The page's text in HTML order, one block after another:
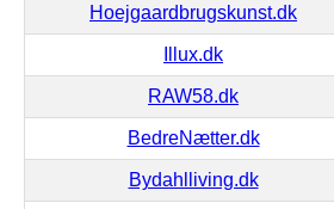
Hoejgaardbrugskunst.dk
Illux.dk
RAW58.dk
BedreNætter.dk
Bydahlliving.dk